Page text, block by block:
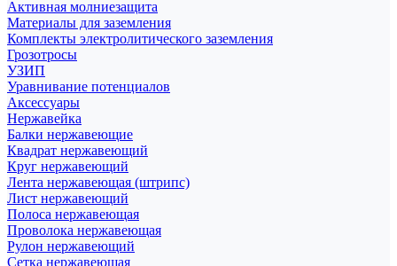
Активная молниезащита
Материалы для заземления
Комплекты электролитического заземления
Грозотросы
УЗИП
Уравнивание потенциалов
Аксессуары
Нержавейка
Балки нержавеющие
Квадрат нержавеющий
Круг нержавеющий
Лента нержавеющая (штрипс)
Лист нержавеющий
Полоса нержавеющая
Проволока нержавеющая
Рулон нержавеющий
Сетка нержавеющая